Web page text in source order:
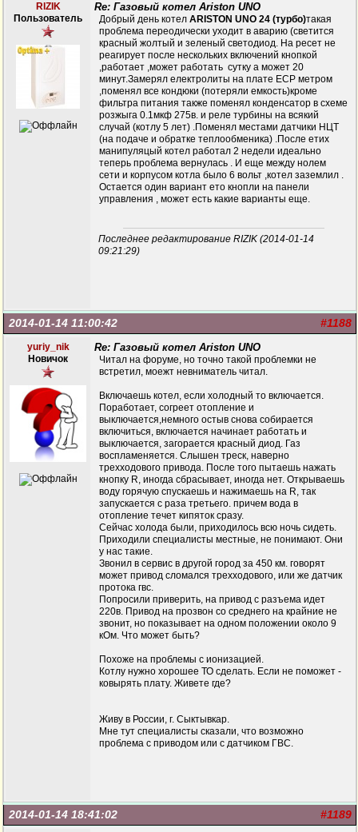
RIZIK
Пользователь
Re: Газовый котел Ariston UNO
Добрый день котел ARISTON UNO 24 (турбо)такая
проблема переодически уходит в аварию (светится
красный жолтый и зеленый светодиод. На ресет не
реагирует после нескольких включений кнопкой
,работает ,может работать сутку а может 20
минут.Замерял електролиты на плате ЕСР метром
,поменял все кондюки (потеряли емкость)кроме
фильтра питания также поменял конденсатор в схеме
розжыга 0.1мкф 275в. и реле турбины на всякий
случай (котлу 5 лет) .Поменял местами датчики НЦТ
(на подаче и обратке теплообменика) .После етих
манипуляцый котел работал 2 недели идеально
теперь проблема вернулась . И еще между нолем
сети и корпусом котла было 6 вольт ,котел заземлил .
Остается один вариант ето кнопли на панели
управления , может есть какие варианты еще.
Последнее редактирование RIZIK (2014-01-14
09:21:29)
#1188
2014-01-14 11:00:42
yuriy_nik
Новичок
Re: Газовый котел Ariston UNO
Читал на форуме, но точно такой проблемки не
встретил, моежт невниматель читал.
Включаешь котел, если холодный то включается.
Поработает, согреет отопление и
выключается,немного остыв снова собирается
включиться, включается начинает работать и
выключается, загорается красный диод. Газ
воспламеняется. Слышен треск, наверно
трехходового привода. После того пытаешь нажать
кнопку R, иногда сбрасывает, иногда нет. Открываешь
воду горячую спускаешь и нажимаешь на R, так
запускается с раза третьего. причем вода в
отопление течет кипяток сразу.
Сейчас холода были, приходилось всю ночь сидеть.
Приходили специалисты местные, не понимают. Они
у нас такие.
Звонил в сервис в другой город за 450 км. говорят
может привод сломался трехходового, или же датчик
протока гвс.
Попросили приверить, на привод с разъема идет
220в. Привод на прозвон со среднего на крайние не
звонит, но показывает на одном положении около 9
кОм. Что может быть?
Похоже на проблемы с ионизацией.
Котлу нужно хорошее ТО сделать. Если не поможет -
ковырять плату. Живете где?
Живу в России, г. Сыктывкар.
Мне тут специалисты сказали, что возможно
проблема с приводом или с датчиком ГВС.
#1189
2014-01-14 18:41:02